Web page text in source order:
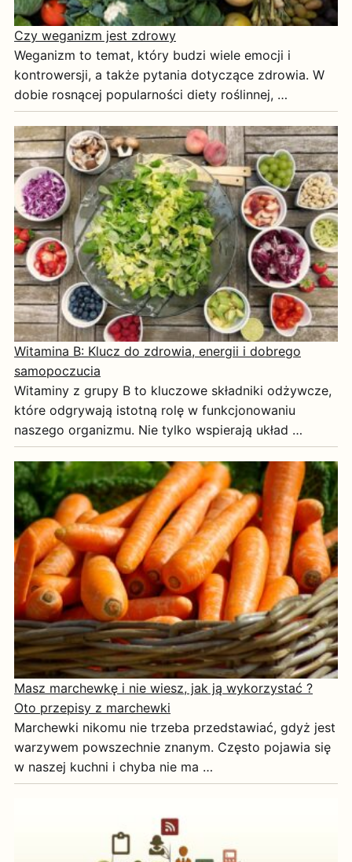
Czy weganizm jest zdrowy
Weganizm to temat, który budzi wiele emocji i
kontrowersji, a także pytania dotyczące zdrowia. W
dobie rosnącej popularności diety roślinnej, …
Witamina B: Klucz do zdrowia, energii i dobrego
samopoczucia
Witaminy z grupy B to kluczowe składniki odżywcze,
które odgrywają istotną rolę w funkcjonowaniu
naszego organizmu. Nie tylko wspierają układ …
Masz marchewkę i nie wiesz, jak ją wykorzystać ?
Oto przepisy z marchewki
Marchewki nikomu nie trzeba przedstawiać, gdyż jest
warzywem powszechnie znanym. Często pojawia się
w naszej kuchni i chyba nie ma …